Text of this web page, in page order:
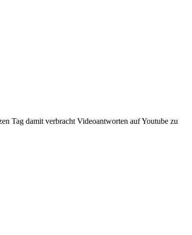
Tag damit verbracht Videoantworten auf Youtube zu